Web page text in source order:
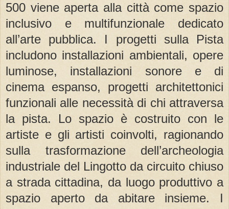
500 viene aperta alla città come spazio
inclusivo e multifunzionale dedicato
all’arte pubblica. I progetti sulla Pista
includono installazioni ambientali, opere
luminose, installazioni sonore e di
cinema espanso, progetti architettonici
funzionali alle necessità di chi attraversa
la pista. Lo spazio è costruito con le
artiste e gli artisti coinvolti, ragionando
sulla trasformazione dell’archeologia
industriale del Lingotto da circuito chiuso
a strada cittadina, da luogo produttivo a
spazio aperto da abitare insieme. I